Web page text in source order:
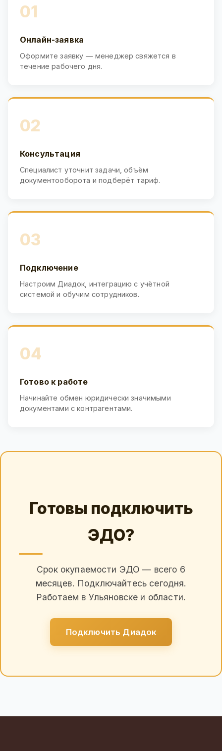
01
Онлайн-заявка
Оформите заявку — менеджер свяжется в
течение рабочего дня.
02
Консультация
Специалист уточнит задачи, объём
документооборота и подберёт тариф.
03
Подключение
Настроим Диадок, интеграцию с учётной
системой и обучим сотрудников.
04
Готово к работе
Начинайте обмен юридически значимыми
документами с контрагентами.
Готовы подключить
ЭДО?
Срок окупаемости ЭДО — всего 6
месяцев. Подключайтесь сегодня.
Работаем в Ульяновске и области.
Подключить Диадок